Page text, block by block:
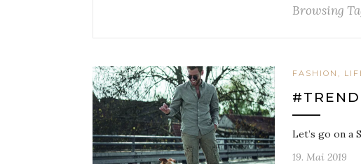
Browsing
FASHION,
Let’s go on a
19. Mai 2019